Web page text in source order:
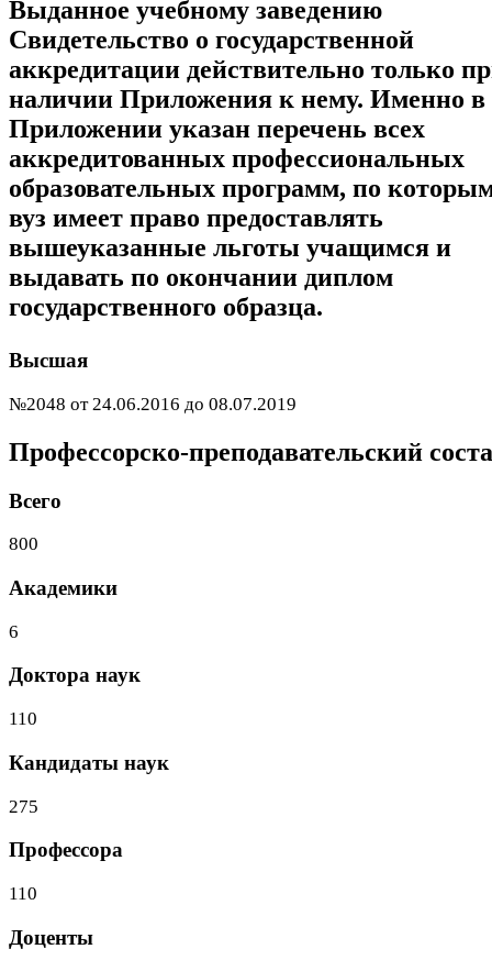
Выданное учебному заведению
Свидетельство о государственной
аккредитации действительно только
наличии Приложения к нему. Именно в
Приложении указан перечень всех
аккредитованных профессиональных
образовательных программ, по
вуз имеет право предоставлять
вышеуказанные льготы учащимся и
выдавать по окончании диплом
государственного образца.
Высшая
№2048 от 24.06.2016 до 08.07.2019
Профессорско-преподавательский
Всего
800
Академики
6
Доктора наук
110
Кандидаты наук
275
Профессора
110
Доценты